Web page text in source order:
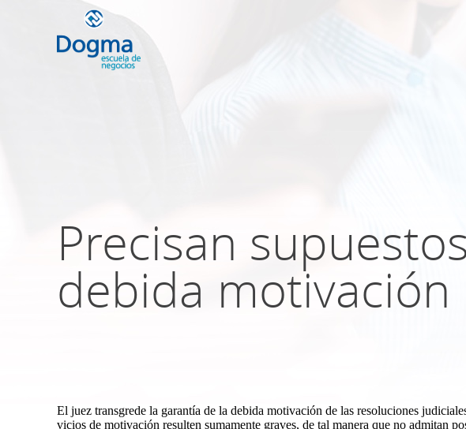
Precisan
debida motivación
El juez transgrede la garantía de la debida motivación de las resoluciones
vicios de motivación resulten sumamente graves, de tal manera que no admitan
TRIBUTACIÓN INTERNACIONAL | TODO SOBRE
NO DOMICILIADOS